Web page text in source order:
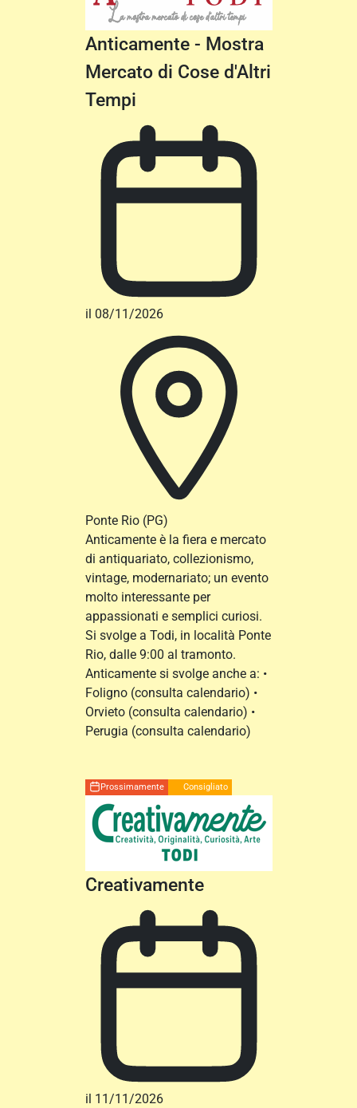
Anticamente - Mostra
Mercato di Cose d'Altri
Tempi
il 08/11/2026
Ponte Rio (PG)
Anticamente è la fiera e mercato
di antiquariato, collezionismo,
vintage, modernariato; un evento
molto interessante per
appassionati e semplici curiosi.
Si svolge a Todi, in località Ponte
Rio, dalle 9:00 al tramonto.
Anticamente si svolge anche a: •
Foligno (consulta calendario) •
Orvieto (consulta calendario) •
Perugia (consulta calendario)
Prossimamente Consigliato
Creativamente
il 11/11/2026